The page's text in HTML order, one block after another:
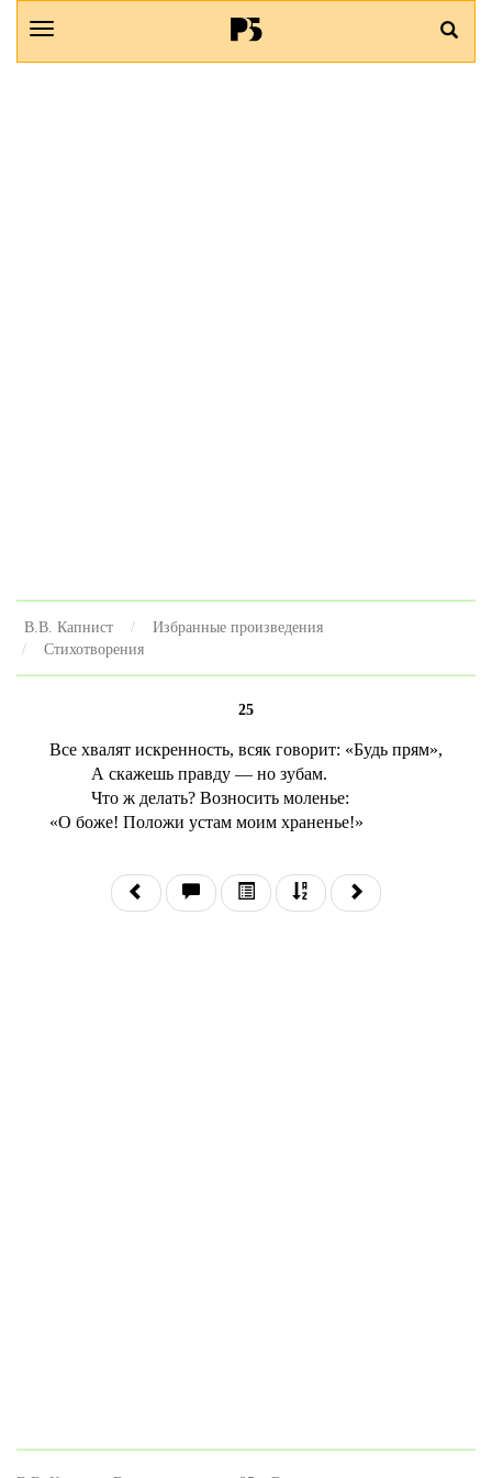
В.В. Капнист
Избранные произведения
Стихотворения
25
Все хвалят искренность, всяк говорит: «Будь прям»,
А скажешь правду — но зубам.
Что ж делать? Возносить моленье:
«О боже! Положи устам моим храненье!»